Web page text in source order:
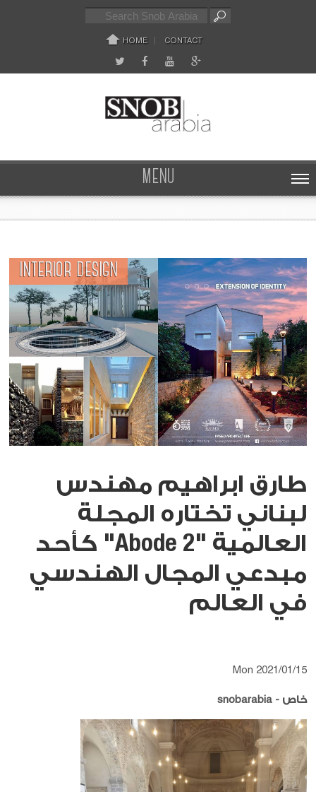
HOME CONTACT
MENU
INTERIOR DESIGN
طارق ابراهيم مهندس
لبناني تختاره المجلة
العالمية "Abode 2" كأحد
مبدعي المجال الهندسي
في العالم
Mon 2021/01/15
خاص -snobarabia